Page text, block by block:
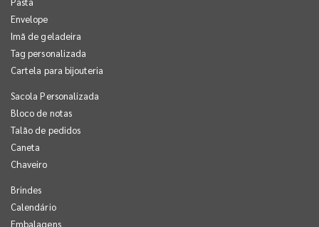
Envelope
Imã de geladeira
Tag personalizada
Cartela para bijouteria
Sacola Personalizada
Bloco de notas
Talão de pedidos
Caneta
Chaveiro
Brindes
Calendário
Embalagens